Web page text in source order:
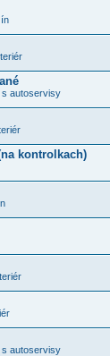
s autoservisy
kontrolkach)
s autoservisy